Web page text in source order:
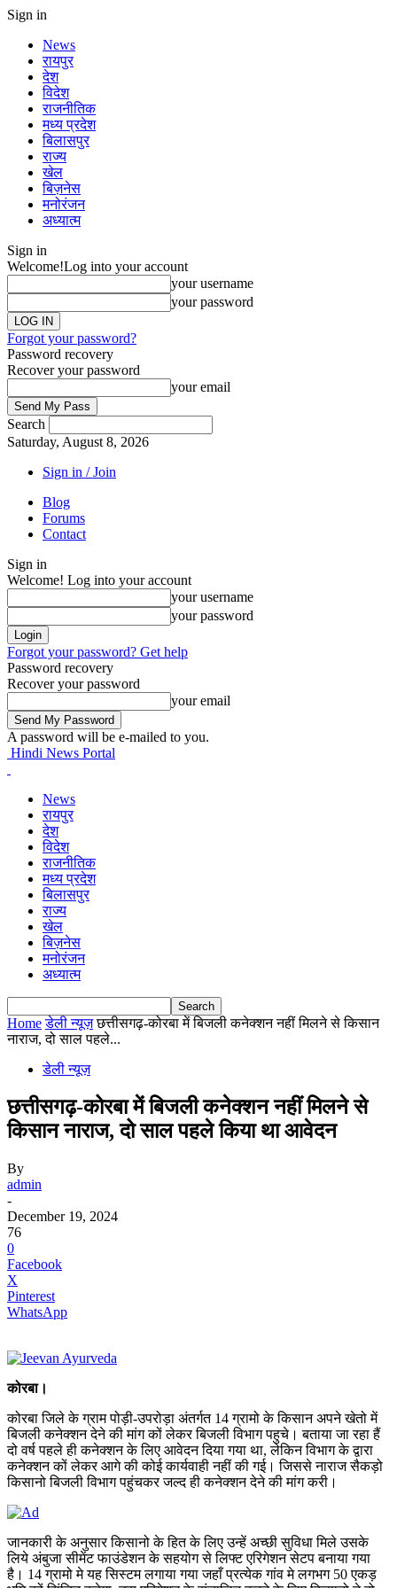
Sign in
News
रायपुर
देश
विदेश
राजनीतिक
मध्य प्रदेश
बिलासपुर
राज्य
खेल
बिज़नेस
मनोरंजन
अध्यात्म
Sign in
Welcome!Log into your account
your username
your password
Forgot your password?
Password recovery
Recover your password
your email
Search
Saturday, August 8, 2026
Sign in / Join
Blog
Forums
Contact
Sign in
Welcome! Log into your account
your username
your password
Forgot your password? Get help
Password recovery
Recover your password
your email
A password will be e-mailed to you.
Hindi News Portal
News
रायपुर
देश
विदेश
राजनीतिक
मध्य प्रदेश
बिलासपुर
राज्य
खेल
बिज़नेस
मनोरंजन
अध्यात्म
Home डेली न्यूज़ छत्तीसगढ़-कोरबा में बिजली कनेक्शन नहीं मिलने से किसान
नाराज, दो साल पहले...
डेली न्यूज़
छत्तीसगढ़-कोरबा में बिजली कनेक्शन नहीं मिलने से
किसान नाराज, दो साल पहले किया था आवेदन
By
admin
-
December 19, 2024
76
0
Facebook
X
Pinterest
WhatsApp
कोरबा।
कोरबा जिले के ग्राम पोड़ी-उपरोड़ा अंतर्गत 14 ग्रामो के किसान अपने खेतो में
बिजली कनेक्शन देने की मांग कों लेकर बिजली विभाग पहुचे। बताया जा रहा हैं
दो वर्ष पहले ही कनेक्शन के लिए आवेदन दिया गया था, लेकिन विभाग के द्वारा
कनेक्शन कों लेकर आगे की कोई कार्यवाही नहीं की गई। जिससे नाराज सैकड़ो
किसानो बिजली विभाग पहुंचकर जल्द ही कनेक्शन देने की मांग करी।
जानकारी के अनुसार किसानो के हित के लिए उन्हें अच्छी सुविधा मिले उसके
लिये अंबुजा सीमेंट फाउंडेशन के सहयोग से लिफ्ट एरिगेशन सेटप बनाया गया
है। 14 ग्रामो मे यह सिस्टम लगाया गया जहाँ प्रत्येक गांव मे लगभग 50 एकड़